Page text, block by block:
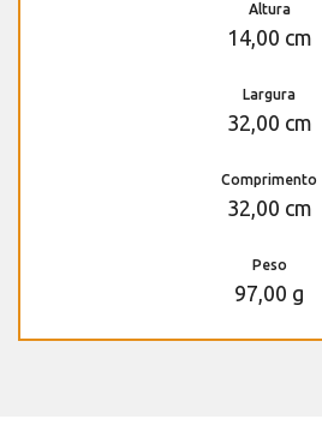
Altura
14,00 cm
Largura
32,00 cm
Comprimento
32,00 cm
Peso
97,00 g